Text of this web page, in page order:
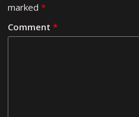
marked*
Comment*